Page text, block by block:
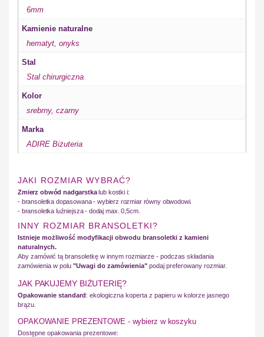
6mm
Kamienie naturalne
hematyt, onyks
Stal
Stal chirurgiczna
Kolor
srebrny, czarny
Marka
ADIRE Biżuteria
JAKI ROZMIAR WYBRAĆ?
Zmierz obwód nadgarstkalub kostki i:
- bransoletka dopasowana - wybierz rozmiar równy obwodowi.
- bransoletka luźniejsza - dodaj max. 0,5cm.
INNY ROZMIAR BRANSOLETKI?
Istnieje możliwość modyfikacji obwodu bransoletki z kamieni
naturalnych.
Aby zamówić tą bransoletkę w innym rozmiarze - podczas składania
zamówienia w polu "Uwagi do zamówienia" podaj preferowany rozmiar.
JAK PAKUJEMY BIŻUTERIĘ?
Opakowanie standard: ekologiczna koperta z papieru w kolorze jasnego
brązu.
OPAKOWANIE PREZENTOWE - wybierz w koszyku
Dostępne opakowania prezentowe: